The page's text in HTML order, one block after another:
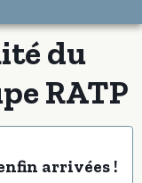
du
RATP
arrivées !